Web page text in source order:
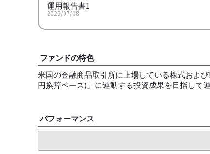
運用報告書1
2025/07/08
ファンドの特色
米国の金融商品取引所に上場している株式およ
円換算ベース)」に連動する投資成果を目指して
パフォーマンス